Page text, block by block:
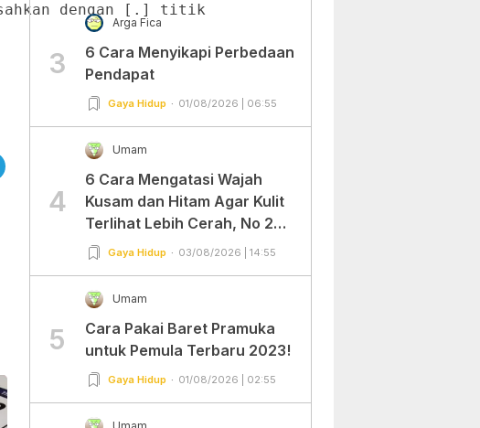
dengan [.] titik
3
Arga Fica
6 Cara Menyikapi Perbedaan
Pendapat
Gaya Hidup 01/08/2026 | 06:55
4
Umam
6 Cara Mengatasi Wajah
Kusam dan Hitam Agar Kulit
Terlihat Lebih Cerah, No 2
Gampang Banget dan Mudah
Gaya Hidup 03/08/2026 | 14:55
5
Umam
Cara Pakai Baret Pramuka
untuk Pemula Terbaru 2023!
Gaya Hidup 01/08/2026 | 02:55